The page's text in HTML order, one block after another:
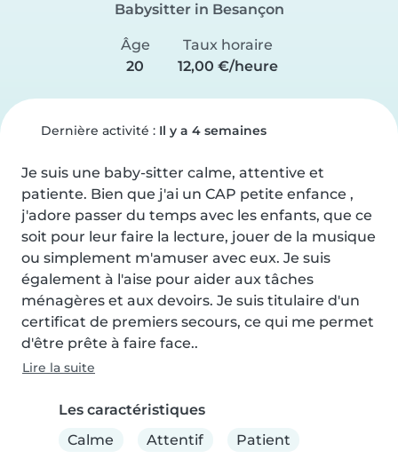
Babysitter in Besançon
Âge
20
Taux horaire
12,00 €/heure
Dernière activité : Il y a 4 semaines
Je suis une baby-sitter calme, attentive et
patiente. Bien que j'ai un CAP petite enfance ,
j'adore passer du temps avec les enfants, que ce
soit pour leur faire la lecture, jouer de la musique
ou simplement m'amuser avec eux. Je suis
également à l'aise pour aider aux tâches
ménagères et aux devoirs. Je suis titulaire d'un
certificat de premiers secours, ce qui me permet
d'être prête à faire face..
Lire la suite
Les caractéristiques
Calme
Attentif Patient